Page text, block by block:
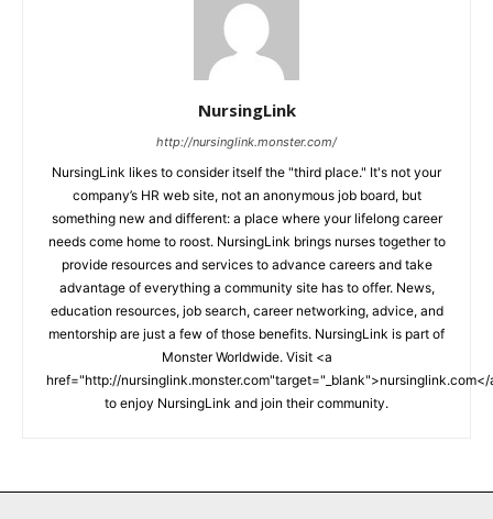
NursingLink
http://nursinglink.monster.com/
NursingLink likes to consider itself the "third place." It's not your
company’s HR web site, not an anonymous job board, but
something new and different: a place where your lifelong career
needs come home to roost. NursingLink brings nurses together to
provide resources and services to advance careers and take
advantage of everything a community site has to offer. News,
education resources, job search, career networking, advice, and
mentorship are just a few of those benefits. NursingLink is part of
Monster Worldwide. Visit <a
href="http://nursinglink.monster.com"target="_blank">nursinglink.com</
to enjoy NursingLink and join their community.